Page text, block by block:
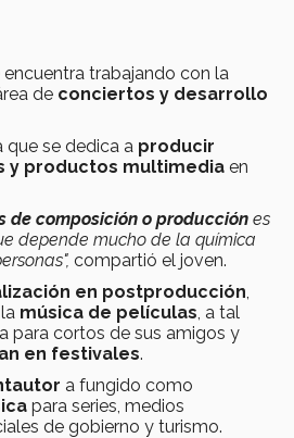
trabajando con la
de conciertos y desarrollo
que se dedica a producir
y productos multimedia en
de composición o producción es
depende mucho de la química
compartió el joven.
en postproducción,
música de películas, a tal
para cortos de sus amigos y
en festivales.
a fungido como
para series, medios
de gobierno y turismo.